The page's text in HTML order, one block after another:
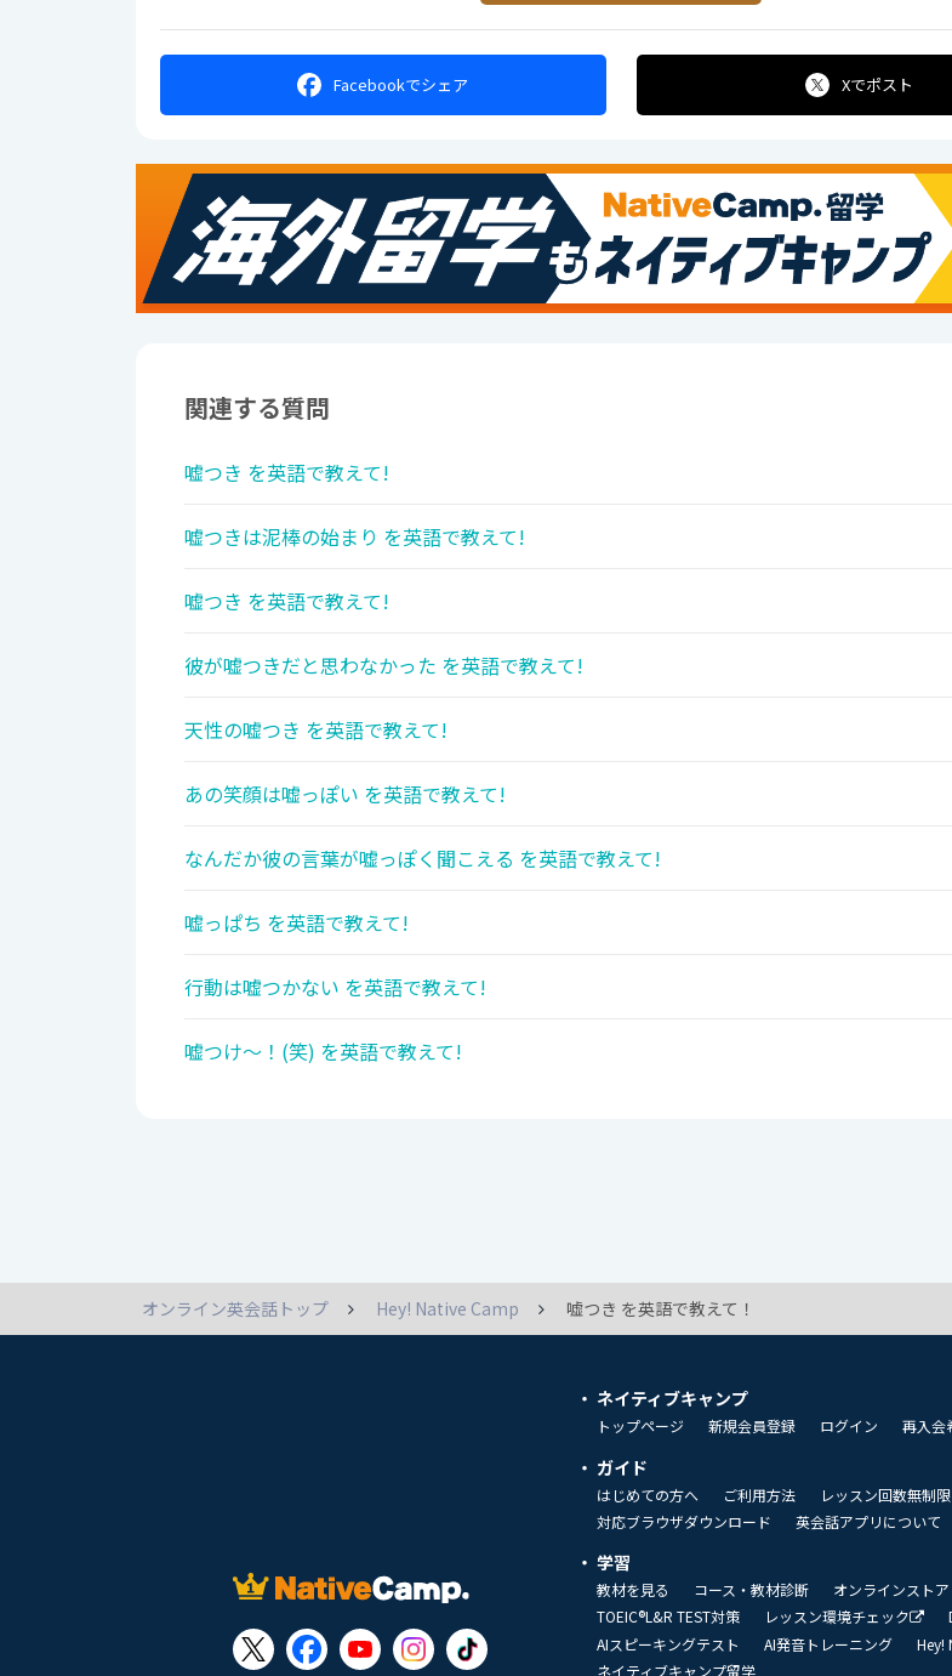
Facebookでシェア Xでポスト
関連する質問
嘘つき を英語で教えて!
嘘つきは泥棒の始まり を英語で教えて!
嘘つき を英語で教えて!
彼が嘘つきだと思わなかった を英語で教えて!
天性の嘘つき を英語で教えて!
あの笑顔は嘘っぽい を英語で教えて!
なんだか彼の言葉が嘘っぽく聞こえる を英語で教えて!
嘘っぱち を英語で教えて!
行動は嘘つかない を英語で教えて!
嘘つけ～！(笑) を英語で教えて!
オンライン英会話トップ Hey! Native Camp 嘘つき を英語で教えて！
ネイティブキャンプ
トップページ 新規会員登録 ログイン 再入会
ガイド
はじめての方へ ご利用方法 レッスン回数無制
対応ブラウザダウンロード
英会話アプリについて
学習
教材を見る コース・教材診断 オンラインスト
TOEIC®L&R TEST対策
レッスン環境チェック
AIスピーキングテスト
AI発音トレーニング Hey!
ネイティブキャンプ留学